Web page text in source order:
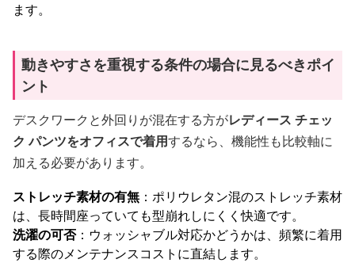
ます。
動きやすさを重視する条件の場合に見るべきポイ
ント
デスクワークと外回りが混在する方がレディース チェッ
ク パンツをオフィスで着用するなら、機能性も比較軸に
加える必要があります。
ストレッチ素材の有無 ：ポリウレタン混のストレッチ素材
は、長時間座っていても型崩れしにくく快適です。
洗濯の可否：ウォッシャブル対応かどうかは、頻繁に着用
する際のメンテナンスコストに直結します。